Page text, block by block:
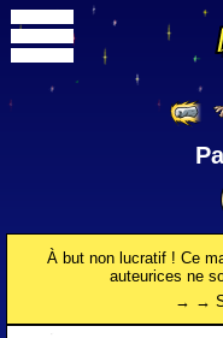
À but non lucratif ! Ce
auteurices ne
→ →